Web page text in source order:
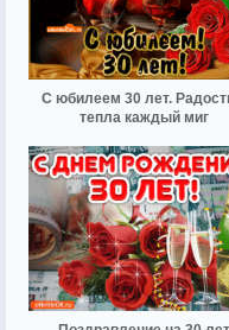
С юбилеем 30 лет.
тепла каждый миг